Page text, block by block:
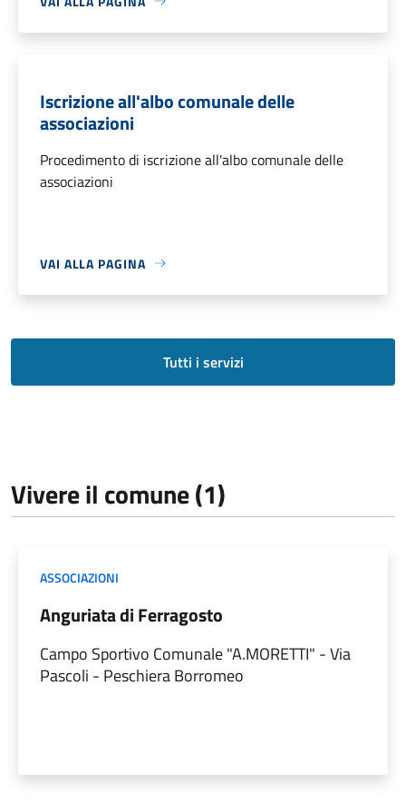
Iscrizione all'albo comunale delle
associazioni
Procedimento di iscrizione all'albo comunale delle
associazioni
VAI ALLA PAGINA
Tutti i servizi
Vivere il comune (1)
ASSOCIAZIONI
Anguriata di Ferragosto
Campo Sportivo Comunale "A.MORETTI" - Via
Pascoli - Peschiera Borromeo